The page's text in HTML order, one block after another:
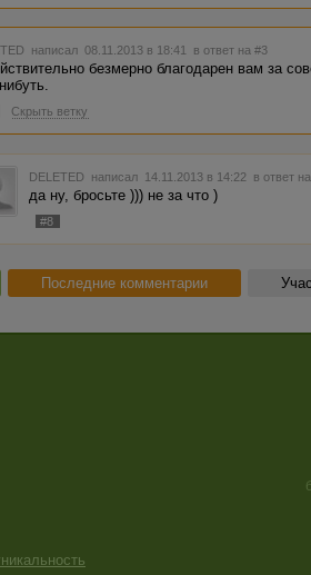
написал 08.11.2013 в 18:41 в ответ на #3
безмерно благодарен вам за
Скрыть ветку
DELETED написал 14.11.2013 в 14:22 в ответ
да ну, бросьте ))) не за что )
#8
Последние комментарии